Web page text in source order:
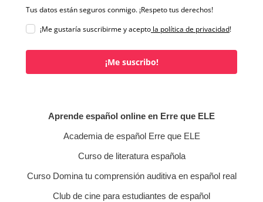
Tus datos están seguros conmigo. ¡Respeto tus derechos!
¡Me gustaría suscribirme y acepto la política de privacidad!
¡Me suscribo!
Aprende español online en Erre que ELE
Academia de español Erre que ELE
Curso de literatura española
Curso Domina tu comprensión auditiva en español real
Club de cine para estudiantes de español